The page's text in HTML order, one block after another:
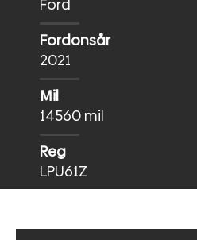
Ford
Fordonsår
2021
Mil
14560 mil
Reg
LPU61Z